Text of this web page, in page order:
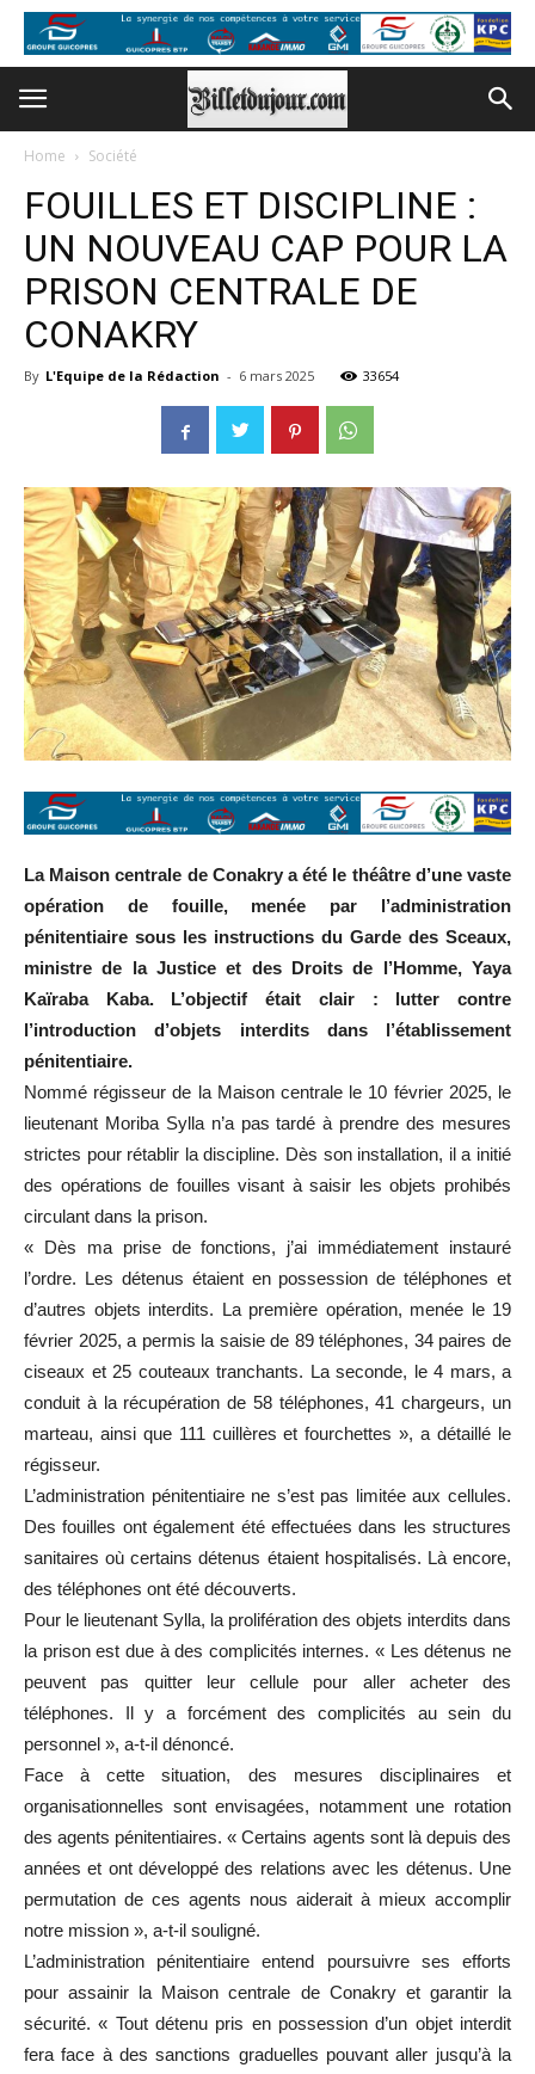
Home Société
FOUILLES ET DISCIPLINE :
UN NOUVEAU CAP POUR LA
PRISON CENTRALE DE
CONAKRY
By L'Equipe de la Rédaction - 6 mars 2025 33654
La Maison centrale de Conakry a été le théâtre d’une vaste
opération de fouille, menée par l’administration
pénitentiaire sous les instructions du Garde des Sceaux,
ministre de la Justice et des Droits de l’Homme, Yaya
Kaïraba Kaba. L’objectif était clair : lutter contre
l’introduction d’objets interdits dans l’établissement
pénitentiaire.
Nommé régisseur de la Maison centrale le 10 février 2025, le
lieutenant Moriba Sylla n’a pas tardé à prendre des mesures
strictes pour rétablir la discipline. Dès son installation, il a initié
des opérations de fouilles visant à saisir les objets prohibés
circulant dans la prison.
« Dès ma prise de fonctions, j’ai immédiatement instauré
l’ordre. Les détenus étaient en possession de téléphones et
d’autres objets interdits. La première opération, menée le 19
février 2025, a permis la saisie de 89 téléphones, 34 paires de
ciseaux et 25 couteaux tranchants. La seconde, le 4 mars, a
conduit à la récupération de 58 téléphones, 41 chargeurs, un
marteau, ainsi que 111 cuillères et fourchettes », a détaillé le
régisseur.
L’administration pénitentiaire ne s’est pas limitée aux cellules.
Des fouilles ont également été effectuées dans les structures
sanitaires où certains détenus étaient hospitalisés. Là encore,
des téléphones ont été découverts.
Pour le lieutenant Sylla, la prolifération des objets interdits dans
la prison est due à des complicités internes. « Les détenus ne
peuvent pas quitter leur cellule pour aller acheter des
téléphones. Il y a forcément des complicités au sein du
personnel », a-t-il dénoncé.
Face à cette situation, des mesures disciplinaires et
organisationnelles sont envisagées, notamment une rotation
des agents pénitentiaires. « Certains agents sont là depuis des
années et ont développé des relations avec les détenus. Une
permutation de ces agents nous aiderait à mieux accomplir
notre mission », a-t-il souligné.
L’administration pénitentiaire entend poursuivre ses efforts
pour assainir la Maison centrale de Conakry et garantir la
sécurité. « Tout détenu pris en possession d’un objet interdit
fera face à des sanctions graduelles pouvant aller jusqu’à la